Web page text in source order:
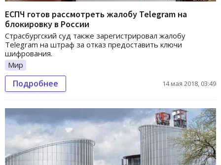
ЕСПЧ готов рассмотреть жалобу Telegram на
блокировку в России
Страсбургский суд также зарегистрировал жалобу
Telegram на штраф за отказ предоставить ключи
шифрования.
Мир
Подробнее 14 мая 2018, 03:49